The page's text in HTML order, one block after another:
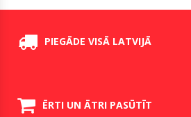
PIEGĀDE VISĀ LATVIJĀ
ĒRTI UN ĀTRI PASŪTĪT